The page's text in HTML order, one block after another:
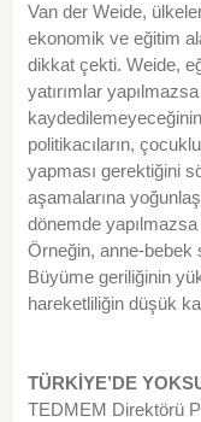
Van der Weide,
ekonomik ve eğitim
dikkat çekti. Weide,
yatırımlar
politikacıların,
yapması gerektiğini
aşamalarına
dönemde
Örneğin, anne-bebek
Büyüme geriliğinin
hareketliliğin düşük
TÜRKİYE’DE
TEDMEM Direktörü